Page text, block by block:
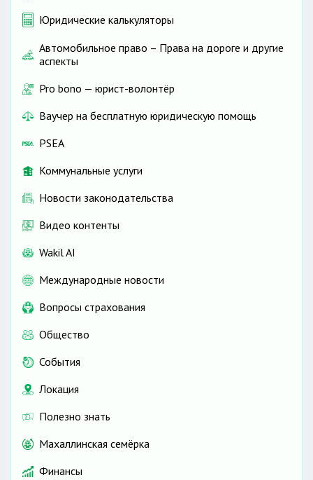
Юридические калькуляторы
Автомобильное право – Права на дороге и другие
аспекты
Pro bono — юрист-волонтёр
Ваучер на бесплатную юридическую помощь
PSEA
Коммунальные услуги
Новости законодательства
Видео контенты
Wakil AI
Международные новости
Вопросы страхования
Общество
События
Локация
Полезно знать
Махаллинская семёрка
Финансы